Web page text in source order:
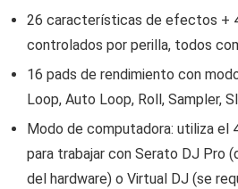
26 características de efectos +
controlados por perilla, todos
16 pads de rendimiento con
Loop, Auto Loop, Roll, Sampler,
Modo de computadora: utiliza el
para trabajar con Serato DJ Pro
del hardware) o Virtual DJ (se